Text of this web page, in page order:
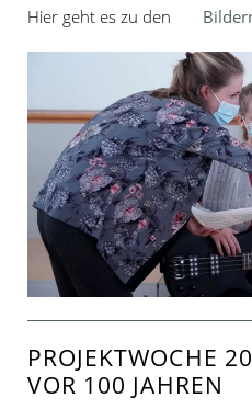
Hier geht es zu den
PROJEKTWOCHE
VOR 100 JAHREN